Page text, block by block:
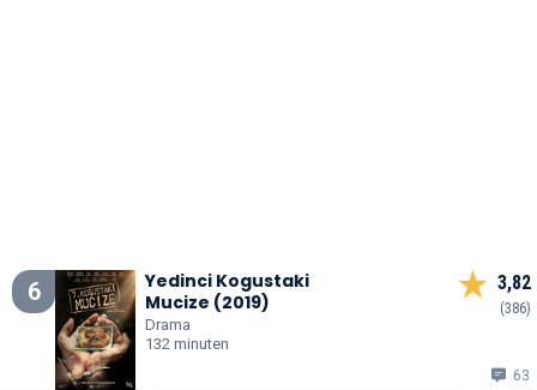
6
Yedinci Kogustaki
Mucize (2019)
Drama
132 minuten
3,82
(386)
63